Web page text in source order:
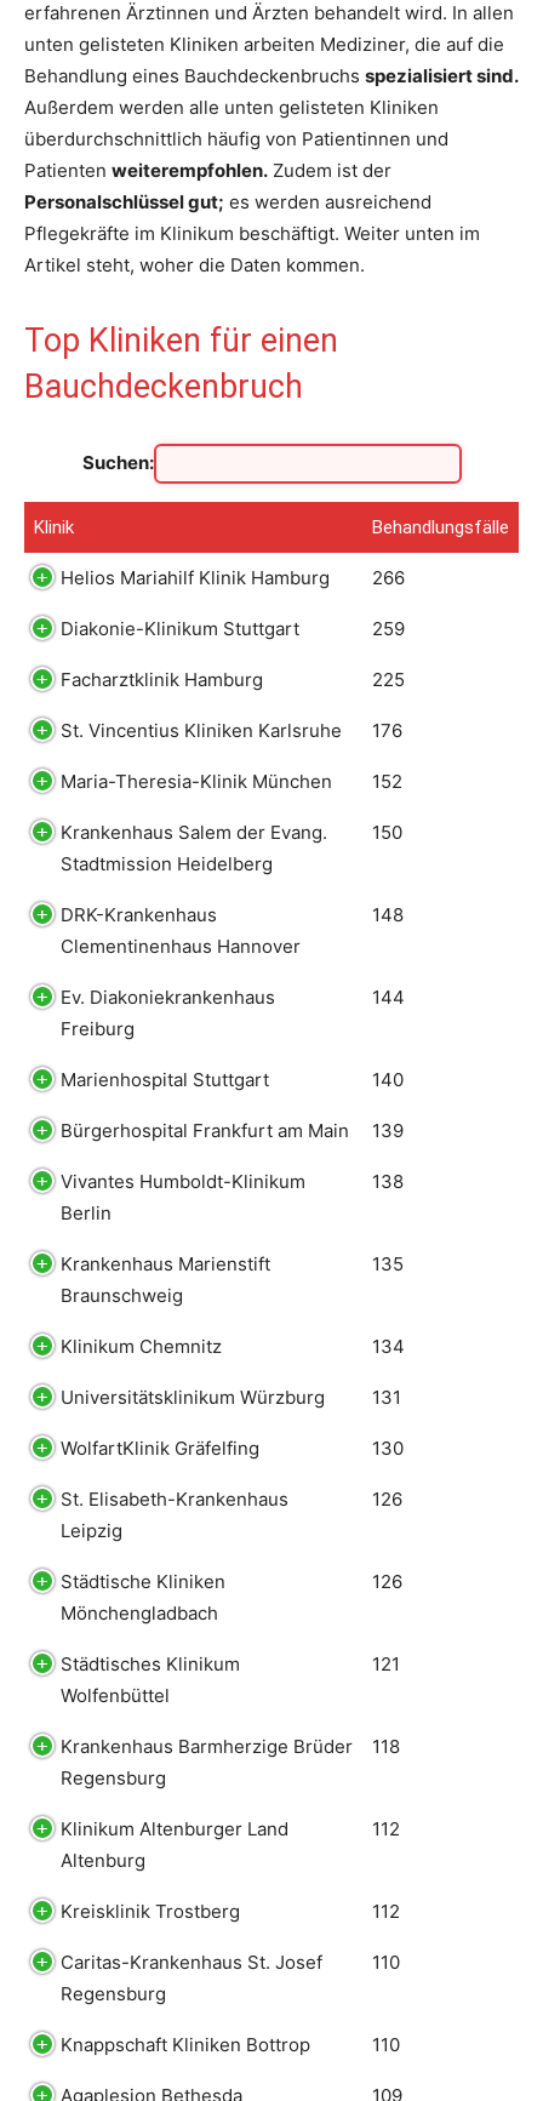
erfahrenen Ärztinnen und Ärzten behandelt wird. In allen
unten gelisteten Kliniken arbeiten Mediziner, die auf die
Behandlung eines Bauchdeckenbruchs spezialisiert sind.
Außerdem werden alle unten gelisteten Kliniken
überdurchschnittlich häufig von Patientinnen und
Patienten weiterempfohlen. Zudem ist der
Personalschlüssel gut; es werden ausreichend
Pflegekräfte im Klinikum beschäftigt. Weiter unten im
Artikel steht, woher die Daten kommen.
Top Kliniken für einen
Bauchdeckenbruch
Suchen:
Klinik Behandlungsfälle
Helios Mariahilf Klinik Hamburg 266
Diakonie-Klinikum Stuttgart 259
Facharztklinik Hamburg 225
St. Vincentius Kliniken Karlsruhe 176
Maria-Theresia-Klinik München 152
Krankenhaus Salem der Evang.
Stadtmission Heidelberg
150
DRK-Krankenhaus
Clementinenhaus Hannover
148
Ev. Diakoniekrankenhaus
Freiburg
144
Marienhospital Stuttgart 140
Bürgerhospital Frankfurt am Main 139
Vivantes Humboldt-Klinikum
Berlin
138
Krankenhaus Marienstift
Braunschweig
135
Klinikum Chemnitz 134
Universitätsklinikum Würzburg 131
WolfartKlinik Gräfelfing 130
St. Elisabeth-Krankenhaus
Leipzig
126
Städtische Kliniken
Mönchengladbach
126
Städtisches Klinikum
Wolfenbüttel
121
Krankenhaus Barmherzige Brüder
Regensburg
118
Klinikum Altenburger Land
Altenburg
112
Kreisklinik Trostberg 112
Caritas-Krankenhaus St. Josef
Regensburg
110
Knappschaft Kliniken Bottrop 110
Agaplesion Bethesda 109